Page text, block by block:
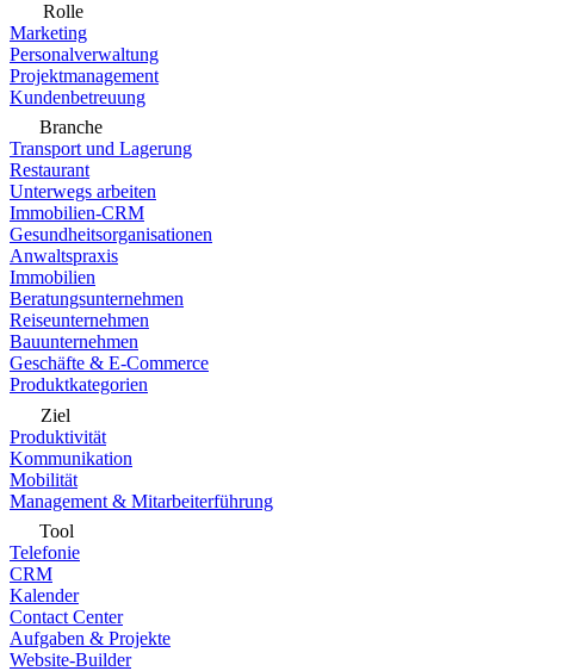
Rolle
Marketing
Personalverwaltung
Projektmanagement
Kundenbetreuung
Branche
Transport und Lagerung
Restaurant
Unterwegs arbeiten
Immobilien-CRM
Gesundheitsorganisationen
Anwaltspraxis
Immobilien
Beratungsunternehmen
Reiseunternehmen
Bauunternehmen
Geschäfte & E-Commerce
Produktkategorien
Ziel
Produktivität
Kommunikation
Mobilität
Management & Mitarbeiterführung
Tool
Telefonie
CRM
Kalender
Contact Center
Aufgaben & Projekte
Website-Builder